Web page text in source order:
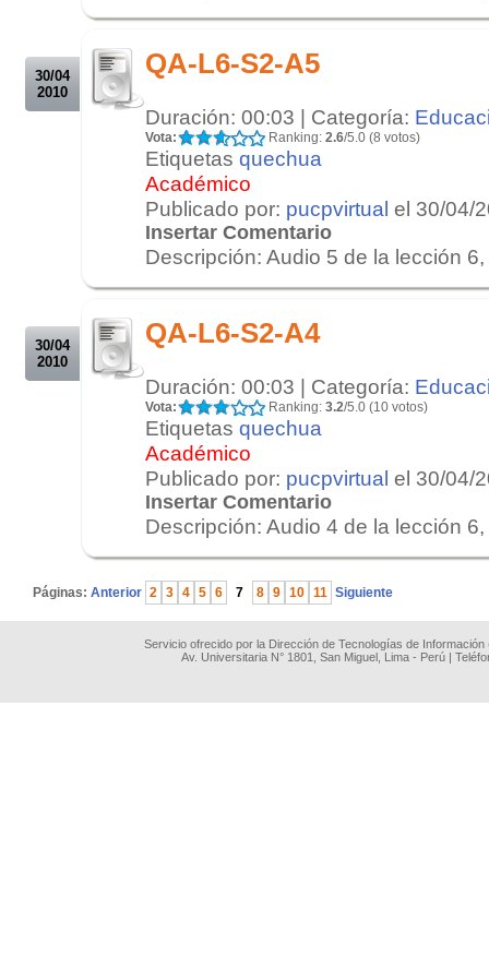
30/04
2010
QA-L6-S2-A5
Duración: 00:03 | Categoría:
Vota: Ranking: 2.6/5.0 (8 votos)
Etiquetas quechua
Académico
Publicado por: pucpvirtual el 30/04/
Insertar Comentario
Descripción: Audio 5 de la lección
30/04
2010
QA-L6-S2-A4
Duración: 00:03 | Categoría:
Vota: Ranking: 3.2/5.0 (10 votos)
Etiquetas quechua
Académico
Publicado por: pucpvirtual el 30/04/
Insertar Comentario
Descripción: Audio 4 de la lección
Páginas: Anterior 2 3 4 5 6 7 8 9 10 11 Siguiente
Servicio ofrecido por la Dirección de Tecnologías de
Av. Universitaria N° 1801, San Miguel, Lima - Perú |